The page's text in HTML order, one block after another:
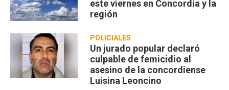
este viernes en Concordia y la
región
POLICIALES
Un jurado popular declaró
culpable de femicidio al
asesino de la concordiense
Luisina Leoncino